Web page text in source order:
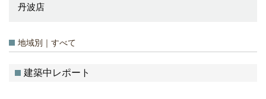
丹波店
地域別｜すべて
建築中レポート